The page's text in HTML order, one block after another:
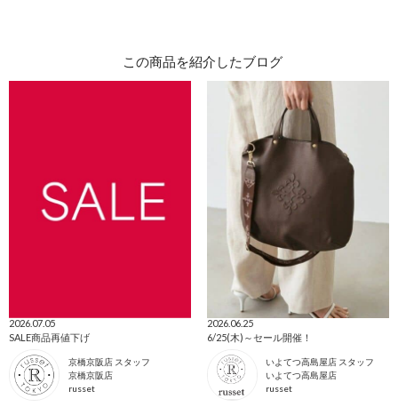
この商品を紹介したブログ
2026.07.05
SALE商品再値下げ
京橋京阪店 スタッフ
京橋京阪店
russet
2026.06.25
6/25(木)～セール開催！
いよてつ高島屋店 スタッフ
いよてつ高島屋店
russet